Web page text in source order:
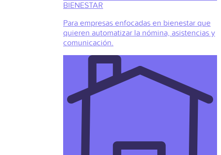
BIENESTAR
Para empresas enfocadas en bienestar que
quieren automatizar la nómina, asistencias y
comunicación.